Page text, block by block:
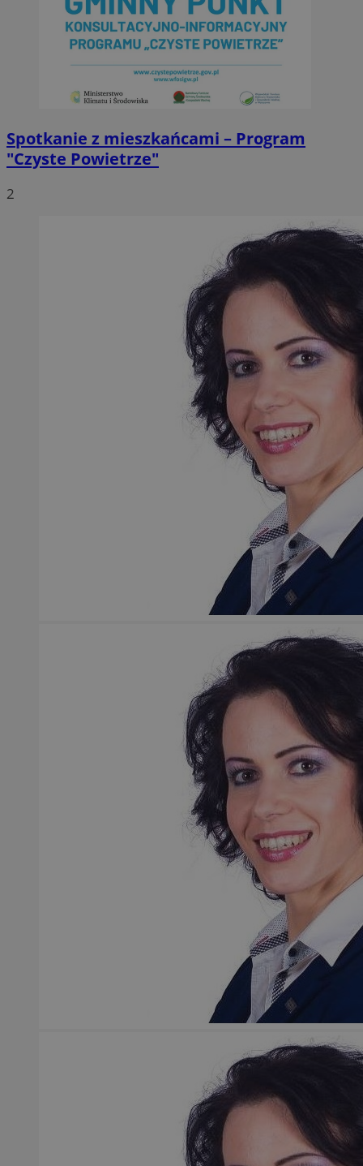
Spotkanie z mieszkańcami – Program
"Czyste Powietrze"
2